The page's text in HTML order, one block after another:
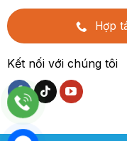
Hợp
Kết nối với chúng tôi